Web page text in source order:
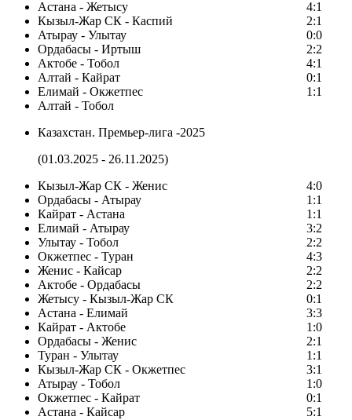
Астана - Жетысу
4:1
Кызыл-Жар СК - Каспий
2:1
Атырау - Улытау
0:0
Ордабасы - Иртыш
2:2
Актобе - Тобол
4:1
Алтай - Кайрат
0:1
Елимай - Окжетпес
1:1
Алтай - Тобол
Казахстан. Премьер-лига -2025
(01.03.2025 - 26.11.2025)
Кызыл-Жар СК - Женис
4:0
Ордабасы - Атырау
1:1
Кайрат - Астана
1:1
Елимай - Атырау
3:2
Улытау - Тобол
2:2
Окжетпес - Туран
4:3
Женис - Кайсар
2:2
Актобе - Ордабасы
2:2
Жетысу - Кызыл-Жар СК
0:1
Астана - Елимай
3:3
Кайрат - Актобе
1:0
Ордабасы - Женис
2:1
Туран - Улытау
1:1
Кызыл-Жар СК - Окжетпес
3:1
Атырау - Тобол
1:0
Окжетпес - Кайрат
0:1
Астана - Кайсар
5:1